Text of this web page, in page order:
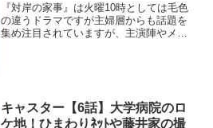
『対岸の家事』は火曜10時としては毛色
の違うドラマですが主婦層からも話題を
集め注目されていますが、主演陣やメイ
キャスター【6話】大学病院のロ
ケ地！ひまわりﾈｯﾄや藤井家の撮